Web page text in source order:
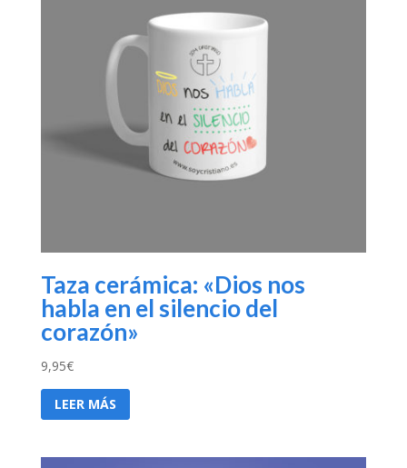
Taza cerámica: «Dios nos
habla en el silencio del
corazón»
9,95€
LEER MÁS